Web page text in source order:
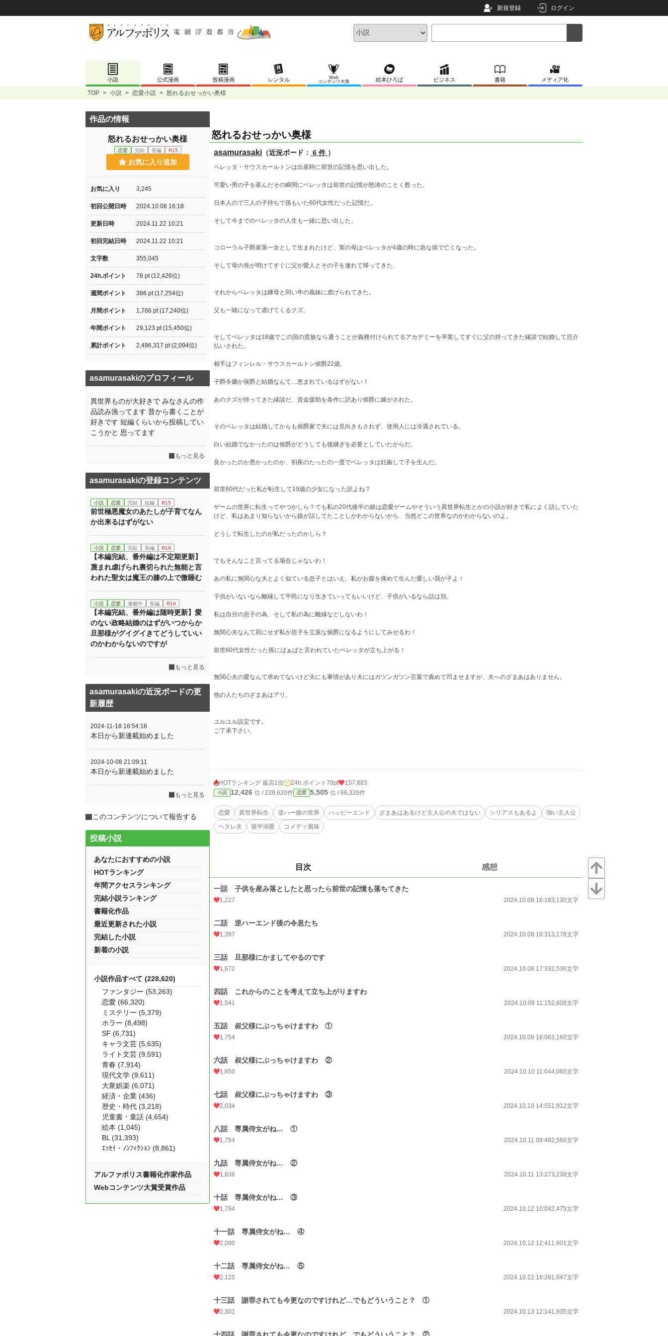
新規登録 ログイン
小説 公式漫画 投稿漫画 レンタル
Web
コンテンツ大賞
絵本ひろば ビジネス 書籍 メディア化
TOP > 小説 > 恋愛小説 > 怒れるおせっかい奥様
怒れるおせっかい奥様
asamurasaki （近況ボード： 6 件 ）
ベレッタ・サウスカールトンは出産時に前世の記憶を思い出した。
可愛い男の子を産んだその瞬間にベレッタは前世の記憶が怒涛のことく甦った。
日本人ので三人の子持ちで孫もいた60代女性だった記憶だ。
そして今までのベレッタの人生も一緒に思い出した。
コローラル子爵家第一女として生まれたけど、実の母はベレッタが4歳の時に急な病で亡くなった。
そして母の喪が明けてすぐに父が愛人とその子を連れて帰ってきた。
それからベレッタは継母と同い年の義妹に虐げられてきた。
父も一緒になって虐げてくるクズ。
そしてベレッタは18歳でこの国の貴族なら通うことが義務付けられてるアカデミーを卒業してすぐに父の持ってきた縁談で結婚して厄介
払いされた。
相手はフィンレル・サウスカールトン侯爵22歳。
子爵令嬢か侯爵と結婚なんて…恵まれているはずがない！
あのクズが持ってきた縁談だ、資金援助を条件に訳あり侯爵に嫁がされた。
そのベレッタは結婚してからも侯爵家で夫には見向きもされず、使用人には冷遇されている。
白い結婚でなかったのは侯爵がどうしても後継ぎを必要としていたからだ。
良かったのか悪かったのか、初夜のたったの一度でベレッタは妊娠して子を生んだ。
前世60代だった私が転生して19歳の少女になった訳よね？
ゲームの世界に転生ってやつかしら？でも私の20代後半の娘は恋愛ゲームやそういう異世界転生とかの小説が好きで私によく話していた
けど、私はあまり知らないから娘が話してたことしかわからないから、当然どこの世界なのかわからないのよ。
どうして転生したのが私だったのかしら？
でもそんなこと言ってる場合じゃないわ！
あの私に無関心な夫とよく似ている息子とはいえ、私がお腹を痛めて生んだ愛しい我が子よ！
子供がいないなら離縁して平民になり生きていってもいいけど、子供がいるなら話は別。
私は自分の息子の為、そして私の為に離縁などしないわ！
無関心夫なんて宛にせず私が息子を立派な侯爵になるようにしてみせるわ！
前世60代女性だった孫にばぁばと言われていたベレッタが立ち上がる！
無関心夫の愛なんて求めてないけど夫にも事情があり夫にはガツンガツン言葉で責めて凹ませますが、夫へのざまあはありません。
他の人たちのざまあはアリ。
ユルユル設定です。
ご了承下さい。
HOTランキング 最高1位 24h.ポイント 78pt 157,883
小説 12,426 位 / 228,620件 恋愛 5,505 位 / 66,320件
恋愛 異世界転生 逆ハー後の世界 ハッピーエンド ざまあはあるけど主人公の夫ではない シリアスもあるよ
強い主人公
ヘタレ夫
後半溺愛 コメディ風味
目次 感想
一話 子供を産み落としたと思ったら前世の記憶も落ちてきた
1,227 2024.10.08 16:183,130文字
二話 逆ハーエンド後の令息たち
1,397 2024.10.08 16:313,178文字
三話 旦那様にかましてやるのです
1,672 2024.10.08 17:332,536文字
四話 これからのことを考えて立ち上がりますわ
1,541 2024.10.09 11:152,608文字
五話 叔父様にぶっちゃけますわ ①
1,754 2024.10.09 16:063,160文字
六話 叔父様にぶっちゃけますわ ②
1,650 2024.10.10 11:044,065文字
七話 叔父様にぶっちゃけますわ ③
2,034 2024.10.10 14:551,912文字
八話 専属侍女がね… ①
1,754 2024.10.11 09:482,566文字
九話 専属侍女がね… ②
1,836 2024.10.11 13:273,238文字
十話 専属侍女がね… ③
1,794 2024.10.12 10:042,475文字
十一話 専属侍女がね… ④
2,090 2024.10.12 12:411,601文字
十二話 専属侍女がね… ⑤
2,125 2024.10.12 16:281,947文字
十三話 謝罪されても今更なのですけれど…でもどういうこと？ ①
2,301 2024.10.13 12:141,935文字
作品の情報
怒れるおせっかい奥様
恋愛 完結 長編 R15
お気に入り追加
お気に入り 3,245
初回公開日時 2024.10.08 16:18
更新日時 2024.11.22 10:21
初回完結日時 2024.11.22 10:21
文字数 355,045
24h.ポイント 78 pt (12,426位)
週間ポイント 386 pt (17,254位)
月間ポイント 1,766 pt (17,240位)
年間ポイント 29,123 pt (15,450位)
累計ポイント 2,496,317 pt (2,094位)
asamurasakiのプロフィール
異世界ものが大好きで みなさんの作
品読み漁ってます 昔から書くことが
好きです 短編くらいから投稿してい
こうかと 思ってます
もっと見る
asamurasakiの登録コンテンツ
小説 恋愛 完結 短編 R15
前世極悪魔女のあたしが子育てなん
か出来るはずがない
小説 恋愛 完結 長編 R18
【本編完結、番外編は不定期更新】
蔑まれ虐げられ裏切られた無能と言
われた聖女は魔王の膝の上で微睡む
小説 恋愛 連載中 長編 R18
【本編完結、番外編は随時更新】愛
のない政略結婚のはずがいつからか
旦那様がグイグイきてどうしていい
のかわからないのですが
もっと見る
asamurasakiの近況ボードの更
新履歴
2024-11-18 16:54:18
本日から新連載始めました
2024-10-08 21:09:11
本日から新連載始めました
もっと見る
このコンテンツについて報告する
投稿小説
あなたにおすすめの小説
HOTランキング
年間アクセスランキング
完結小説ランキング
書籍化作品
最近更新された小説
完結した小説
新着の小説
小説作品すべて (228,620)
ファンタジー (53,263)
恋愛 (66,320)
ミステリー (5,379)
ホラー (8,498)
SF (6,731)
キャラ文芸 (5,635)
ライト文芸 (9,591)
青春 (7,914)
現代文学 (9,611)
大衆娯楽 (6,071)
経済・企業 (436)
歴史・時代 (3,218)
児童書・童話 (4,654)
絵本 (1,045)
BL (31,393)
ｴｯｾｲ・ﾉﾝﾌｨｸｼｮﾝ (8,861)
アルファポリス書籍化作家作品
Webコンテンツ大賞受賞作品